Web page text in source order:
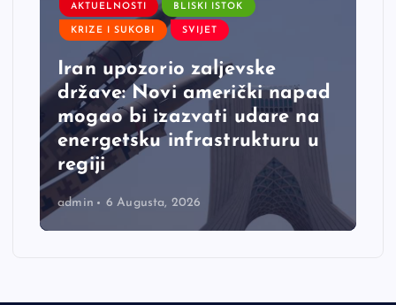
AKTUELNOSTI BLISKI ISTOK
KRIZE I SUKOBI SVIJET
Iran upozorio zaljevske
države: Novi američki napad
mogao bi izazvati udare na
energetsku infrastrukturu u
regiji
admin 6 Augusta, 2026